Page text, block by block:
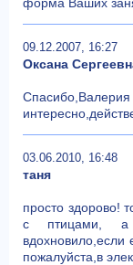
09.12.2007, 16:27
Оксана
03.06.2010, 16:48
таня
просто здорово!
с птицами, а
вдохновило,если
пожалуйста,в